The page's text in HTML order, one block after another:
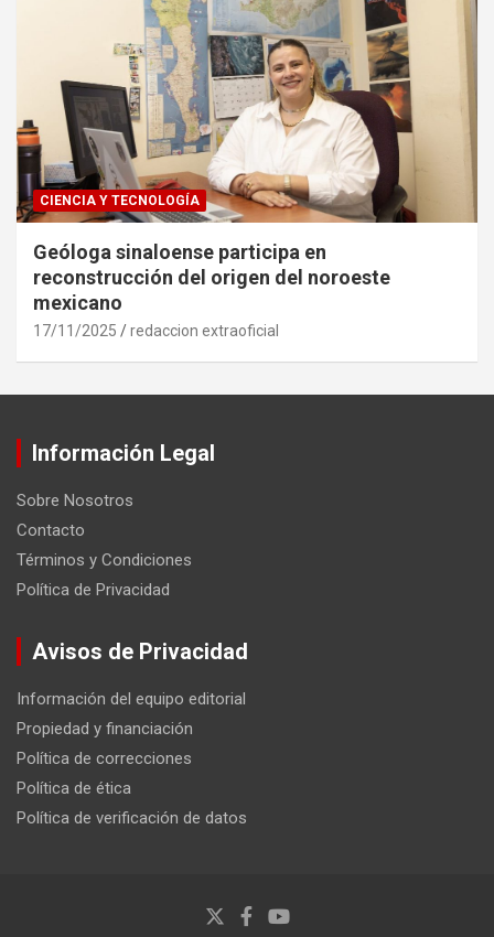
CIENCIA Y TECNOLOGÍA
Geóloga sinaloense participa en
reconstrucción del origen del noroeste
mexicano
17/11/2025 redaccion extraoficial
Información Legal
Sobre Nosotros
Contacto
Términos y Condiciones
Política de Privacidad
Avisos de Privacidad
Información del equipo editorial
Propiedad y financiación
Política de correcciones
Política de ética
Política de verificación de datos